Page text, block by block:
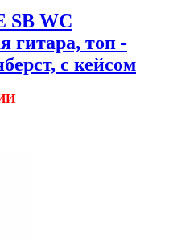
SB WC
гитара, топ -
с кейсом